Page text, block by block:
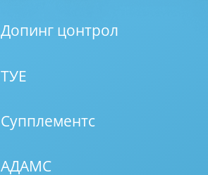
Допинг цонтрол
ТУЕ
Супплементс
АДАМС